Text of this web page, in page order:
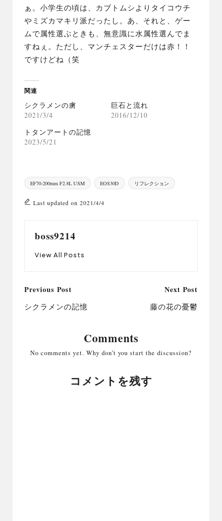
ぁ。小学生の頃は、カブトムシよりタイコウチ
やミズカマキリ派だったし。あ、それと、ゲー
ムで属性選ぶときも、無意識に水属性選んでま
すねぇ。ただし、マンチェスターだけは赤！！
ですけどね（笑
関連
シクラメンの虜
2021/3/4
巨石と流れ
2016/12/10
トタンアートの記憶
2023/5/21
Tags:
EF70-200mm F2.8L USM EOS30D リフレクション
Last updated on 2021/4/4
boss9214
View All Posts
Post
navigation
Previous Post
シクラメンの記憶
Next Post
藤の花の憂鬱
Comments
No comments yet. Why don’t you start the discussion?
コメントを残す